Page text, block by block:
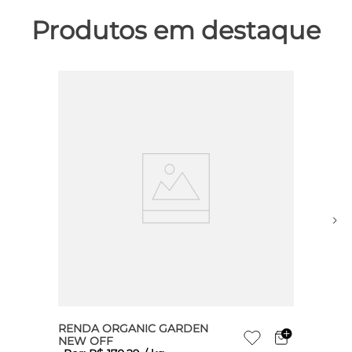
Produtos em destaque
RENDA ORGANIC GARDEN
NEW OFF